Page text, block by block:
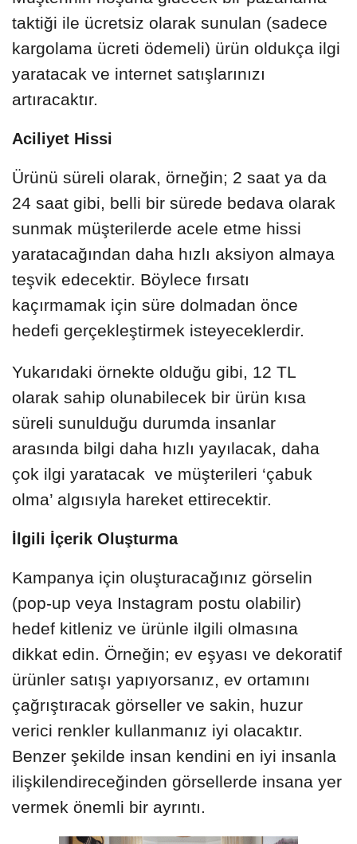
taktiği ile ücretsiz olarak sunulan (sadece
kargolama ücreti ödemeli) ürün oldukça ilgi
yaratacak ve internet satışlarınızı
artıracaktır.
Aciliyet Hissi
Ürünü süreli olarak, örneğin; 2 saat ya da
24 saat gibi, belli bir sürede bedava olarak
sunmak müşterilerde acele etme hissi
yaratacağından daha hızlı aksiyon almaya
teşvik edecektir. Böylece fırsatı
kaçırmamak için süre dolmadan önce
hedefi gerçekleştirmek isteyeceklerdir.
Yukarıdaki örnekte olduğu gibi, 12 TL
olarak sahip olunabilecek bir ürün kısa
süreli sunulduğu durumda insanlar
arasında bilgi daha hızlı yayılacak, daha
çok ilgi yaratacak ve müşterileri ‘çabuk
olma’ algısıyla hareket ettirecektir.
İlgili İçerik Oluşturma
Kampanya için oluşturacağınız görselin
(pop-up veya Instagram postu olabilir)
hedef kitleniz ve ürünle ilgili olmasına
dikkat edin. Örneğin; ev eşyası ve dekoratif
ürünler satışı yapıyorsanız, ev ortamını
çağrıştıracak görseller ve sakin, huzur
verici renkler kullanmanız iyi olacaktır.
Benzer şekilde insan kendini en iyi insanla
ilişkilendireceğinden görsellerde insana yer
vermek önemli bir ayrıntı.